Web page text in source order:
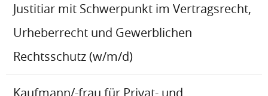
Justitiar mit Schwerpunkt im Vertragsrecht,
Urheberrecht und Gewerblichen
Rechtsschutz (w/m/d)
Kaufmann/-frau für Privat- und